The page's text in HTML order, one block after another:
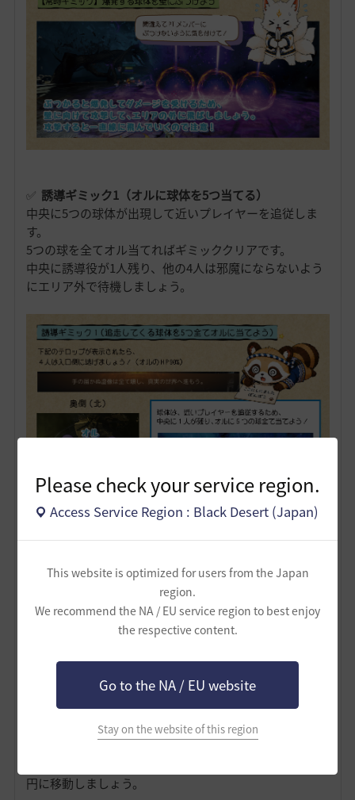
Please check your service region.
Access Service Region : Black Desert (Japan)
This website is optimized for users from the Japan
region.
We recommend the NA / EU service region to best enjoy
the respective content.
Go to the NA / EU website
Stay on the website of this region
✅ 誘導ギミック1（オルに球体を5つ当てる）
中央に5つの球体が出現して近いプレイヤーを追従しま
す。
5つの球を全てオル当てればギミッククリアです。
中央に誘導役が1人残り、他の4人は邪魔にならないよう
にエリア外で待機しましょう。
気絶ギミック（ギミック時は、事故を防ぐために納刀
しましょう ）
「手に入らないなら共に奈落へ堕ちてしまいたいとそう
員集合しましょう。
白い範囲が順番に5つ発生するので、全員で白い円を追い
円に移動しましょう。